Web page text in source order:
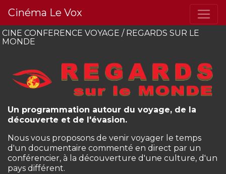
Cinéma Le Vox
CINE CONFERENCE VOYAGE / REGARDS SUR LE
MONDE
Un programmation autour du voyage, de la
découverte et de l'évasion.
Nous vous proposons de venir voyager le temps
d'un documentaire commenté en direct par un
conférencier, à la découverture d'une culture, d'un
pays différent.